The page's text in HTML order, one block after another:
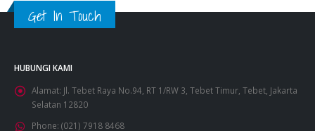
Get In Touch
HUBUNGI KAMI
Alamat: Jl. Tebet Raya No.94, RT 1/RW 3, Tebet Timur, Tebet, Jakarta
Selatan 12820